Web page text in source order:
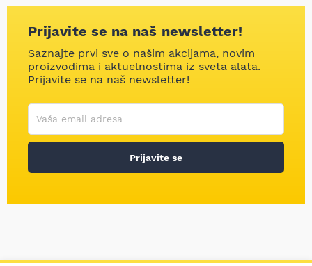
Prijavite se na naš newsletter!
Saznajte prvi sve o našim akcijama, novim
proizvodima i aktuelnostima iz sveta alata.
Prijavite se na naš newsletter!
Korisničko ime
Vaša email adresa
Prijavite se